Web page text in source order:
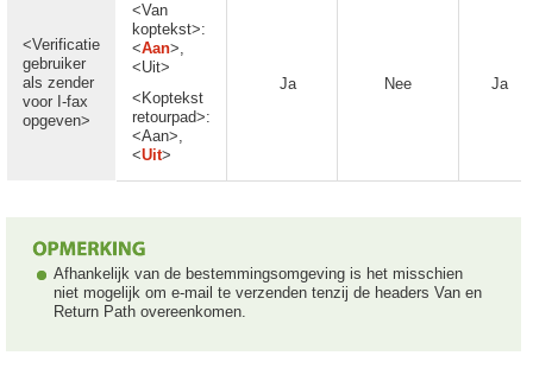
<Verificatie
gebruiker
als zender
voor I-fax
opgeven>
<Van
koptekst>:
<Aan>,
<Uit>
<Koptekst
retourpad>:
<Aan>,
<Uit>
Ja Nee Ja
Afhankelijk van de bestemmingsomgeving is het misschien
niet mogelijk om e-mail te verzenden tenzij de headers Van en
Return Path overeenkomen.